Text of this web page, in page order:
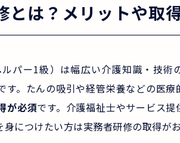
とは？メリットや取
パー1級）は幅広い介護知識・技術
す。たんの吸引や経管栄養などの医
が必須です。介護福祉士やサービス
につけたい方は実務者研修の取得が